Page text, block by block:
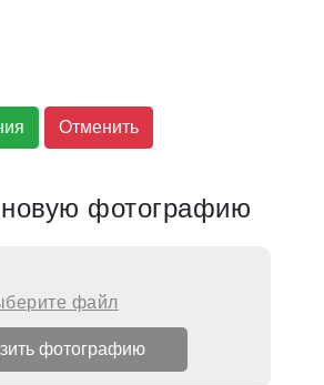
новую фотографию
файл